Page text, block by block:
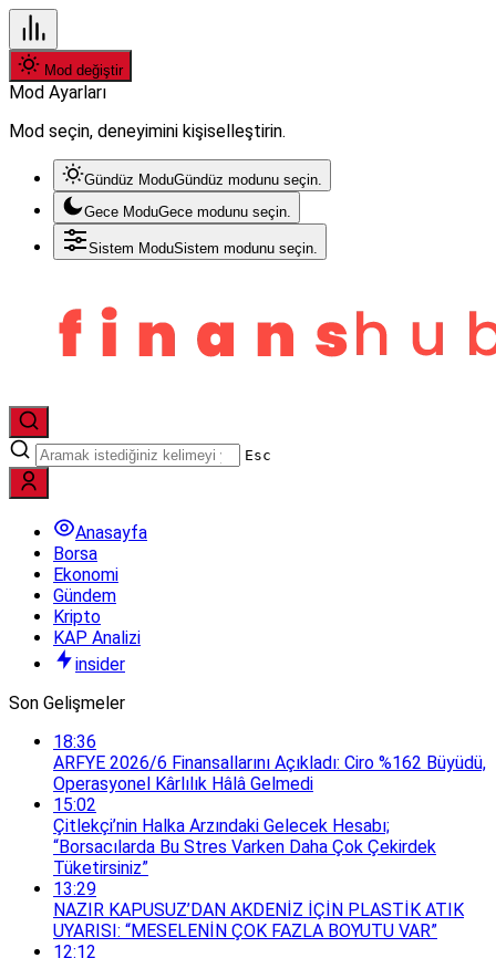
Mod değiştir
Mod Ayarları
Mod seçin, deneyimini kişiselleştirin.
Gündüz ModuGündüz modunu seçin.
Gece ModuGece modunu seçin.
Sistem ModuSistem modunu seçin.
Esc
Anasayfa
Borsa
Ekonomi
Gündem
Kripto
KAP Analizi
insider
Son Gelişmeler
18:36
ARFYE 2026/6 Finansallarını Açıkladı: Ciro %162 Büyüdü,
Operasyonel Kârlılık Hâlâ Gelmedi
15:02
Çitlekçi’nin Halka Arzındaki Gelecek Hesabı;
“Borsacılarda Bu Stres Varken Daha Çok Çekirdek
Tüketirsiniz”
13:29
NAZIR KAPUSUZ’DAN AKDENİZ İÇİN PLASTİK ATIK
UYARISI: “MESELENİN ÇOK FAZLA BOYUTU VAR”
12:12